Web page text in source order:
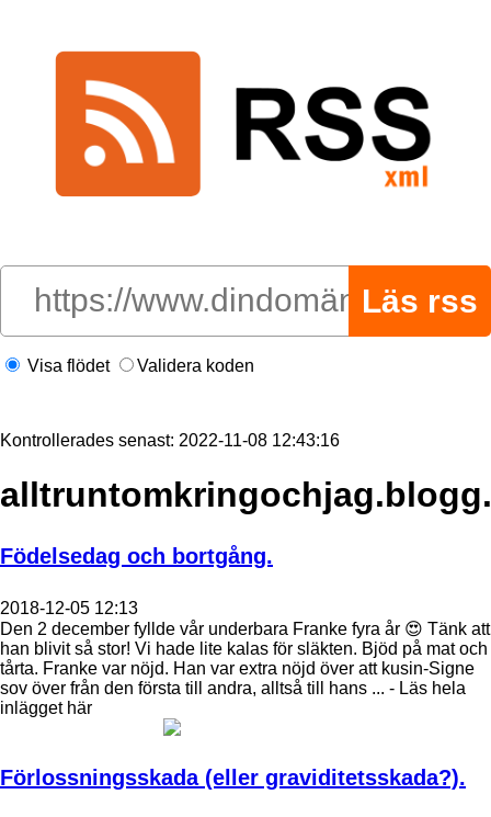
Visa flödet Validera koden
Kontrollerades senast: 2022-11-08 12:43:16
Födelsedag och bortgång.
2018-12-05 12:13
Den 2 december fyllde vår underbara Franke fyra år 😍 Tänk att
han blivit så stor! Vi hade lite kalas för släkten. Bjöd på mat och
tårta. Franke var nöjd. Han var extra nöjd över att kusin-Signe
sov över från den första till andra, alltså till hans ... - Läs hela
inlägget här
Förlossningsskada (eller graviditetsskada?).